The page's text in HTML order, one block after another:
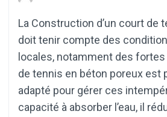
La Construction d’un court de
doit tenir compte des
locales, notamment des
de tennis en béton poreux est
adapté pour gérer ces
capacité à absorber l’eau, il